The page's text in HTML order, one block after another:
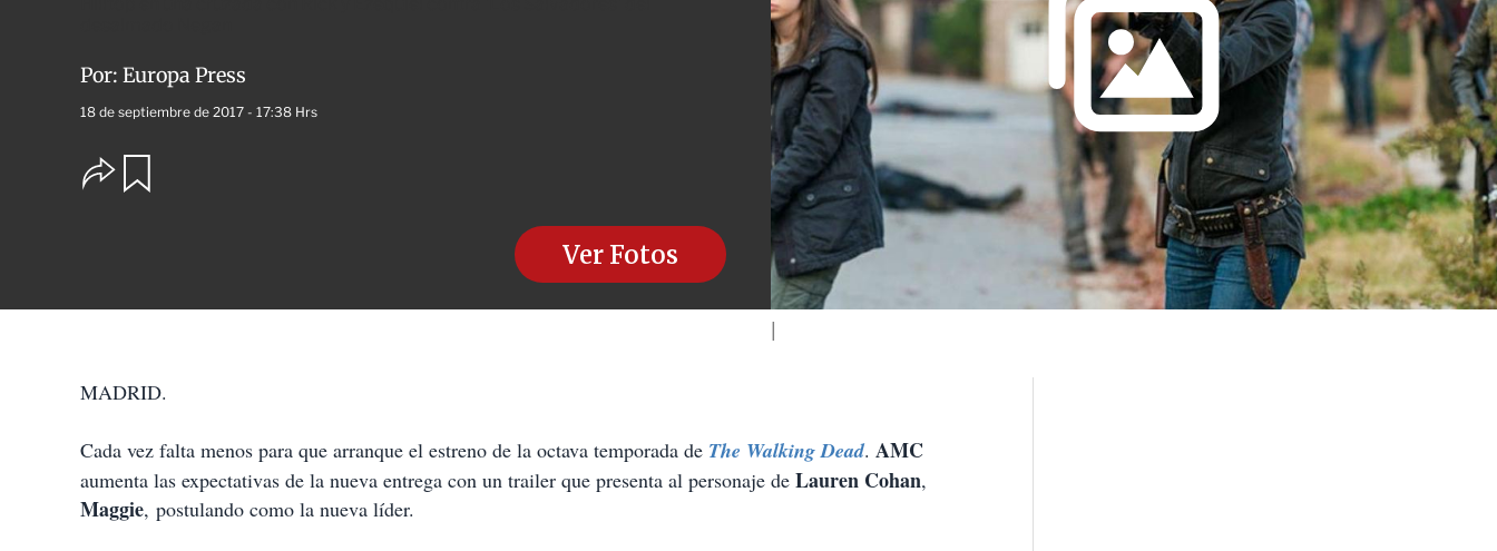
Por: Europa Press
18 de septiembre de 2017 - 17:38 Hrs
O
p
s
o
a
r
t
i
Ver Fotos
MADRID.
Cada vez falta menos para que arranque el estreno de la octava temporada de The Walking Dead. AMC
aumenta las expectativas de la nueva entrega con un trailer que presenta al personaje de Lauren Cohan,
Maggie, postulando como la nueva líder.